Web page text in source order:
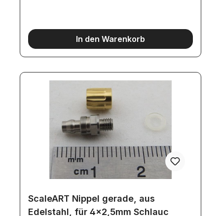
In den Warenkorb
ScaleART Nippel gerade, aus
Edelstahl, für 4x2,5mm Schlauc